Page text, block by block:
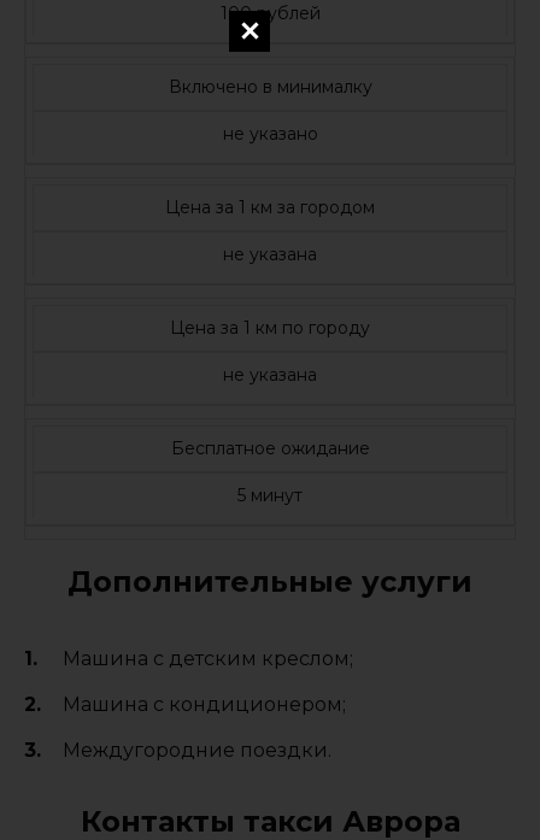
100 рублей
Включено в минималку
не указано
Цена за 1 км за городом
не указана
Цена за 1 км по городу
не указана
Бесплатное ожидание
5 минут
Дополнительные услуги
Машина с детским креслом;
Машина с кондиционером;
Междугородние поездки.
Контакты такси Аврора